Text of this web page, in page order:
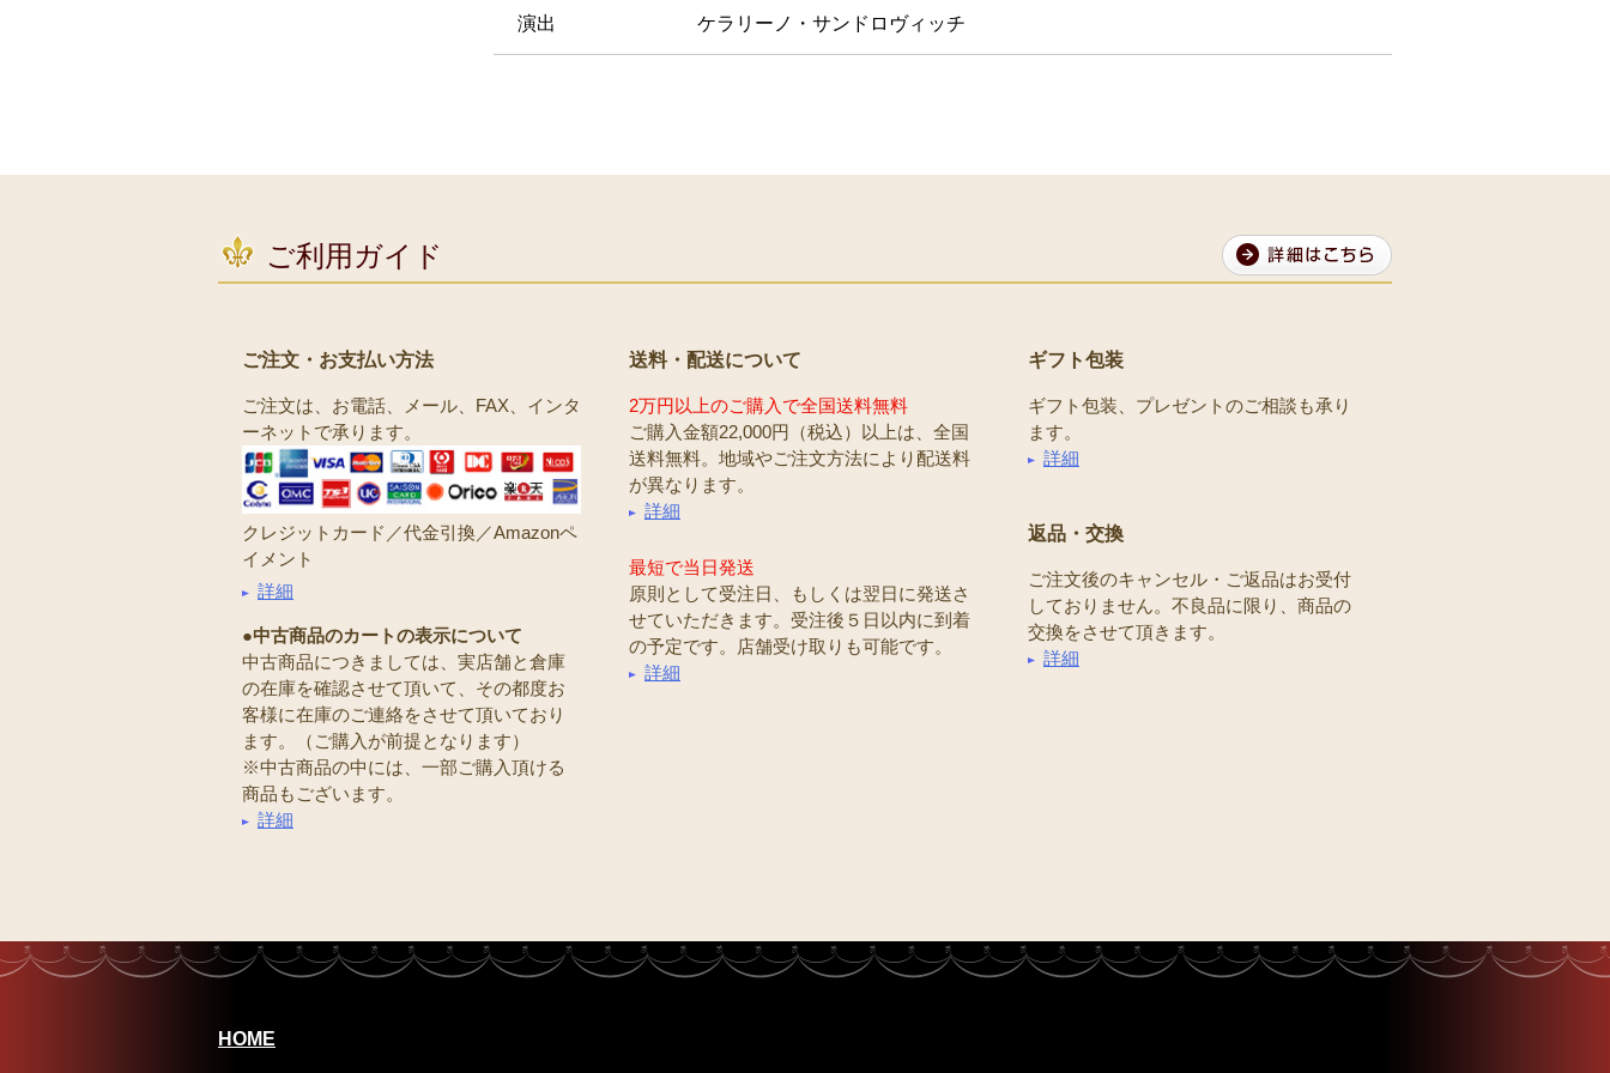
演出 ケラリーノ・サンドロヴィッチ
ご利用ガイド
ご注文・お支払い方法
ご注文は、お電話、メール、FAX、インタ
ーネットで承ります。
クレジットカード／代金引換／Amazonペ
イメント
詳細
●中古商品のカートの表示について
中古商品につきましては、実店舗と倉庫
の在庫を確認させて頂いて、その都度お
客様に在庫のご連絡をさせて頂いており
ます。（ご購入が前提となります）
※中古商品の中には、一部ご購入頂ける
商品もございます。
詳細
送料・配送について
2万円以上のご購入で全国送料無料
ご購入金額22,000円（税込）以上は、全国
送料無料。地域やご注文方法により配送料
が異なります。
詳細
最短で当日発送
原則として受注日、もしくは翌日に発送さ
せていただきます。受注後５日以内に到着
の予定です。店舗受け取りも可能です。
詳細
ギフト包装
ギフト包装、プレゼントのご相談も承り
ます。
詳細
返品・交換
ご注文後のキャンセル・ご返品はお受付
しておりません。不良品に限り、商品の
交換をさせて頂きます。
詳細
HOME